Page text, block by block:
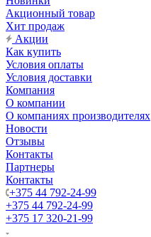
Акционный товар
Хит продаж
Акции
Как купить
Условия оплаты
Условия доставки
Компания
О компании
О компаниях производителях
Новости
Отзывы
Контакты
Партнеры
Контакты
+375 44 792-24-99
+375 44 792-24-99
+375 17 320-21-99